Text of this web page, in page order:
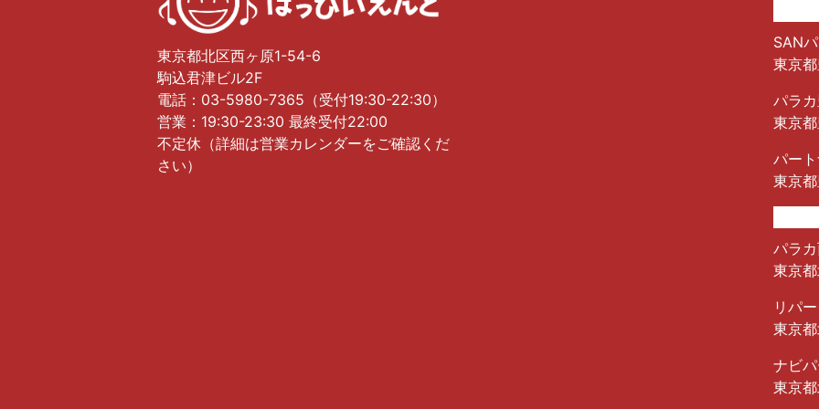
東京都北区西ヶ原1-54-6
駒込君津ビル2F
電話：03-5980-7365（受付19:30-22:30）
営業：19:30-23:30 最終受付22:00
不定休（詳細は営業カレンダーをご確認くだ
さい）
SAN
東京
パラ
東京
パー
東京
パラ
東京
リパ
東京
ナビ
東京